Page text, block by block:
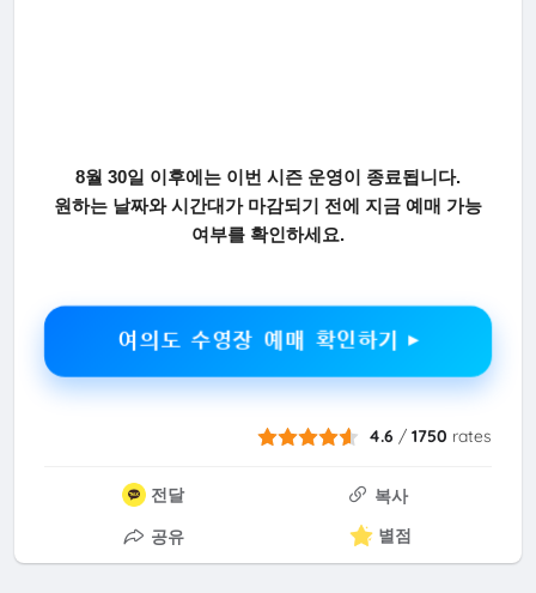
8월 30일 이후에는 이번 시즌 운영이 종료됩니다.
원하는 날짜와 시간대가 마감되기 전에 지금 예매 가능
여부를 확인하세요.
여의도 수영장 예매 확인하기 ▶
4.6 /1750 rates
전달
복사
공유
별점